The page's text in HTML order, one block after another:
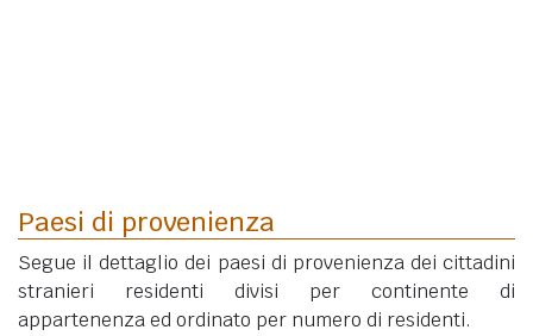
Paesi di provenienza
Segue il dettaglio dei paesi di provenienza dei cittadini
stranieri residenti divisi per continente di
appartenenza ed ordinato per numero di residenti.